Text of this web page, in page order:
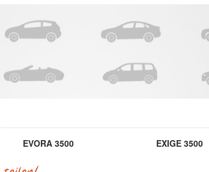
EVORA 3500 EXIGE 3500